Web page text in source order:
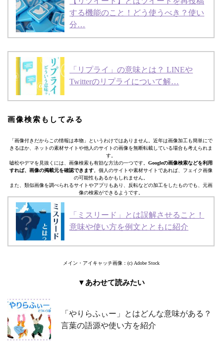
する機能のこと！どう使うべき？使い
分…
「リプライ」の意味とは？ LINEや
Twitterのリプライについて解…
画像検索もしてみる
「画像付きだからこの情報は本物」というわけではありません。近年は画像加工も簡単にで
きるほか、ネットの素材サイトや他人のサイトの画像を無断転載している場合も考えられま
す。
嘘松やデマを見抜くには、画像検索も有効な方法の一つです。 Googleの画像検索などを利用
すれば、画像の掲載元を確認できます 。個人のサイトや素材サイトであれば、フェイク画像
の可能性もあるかもしれません。
また、類似画像を調べられるサイトやアプリもあり、反転などの加工をしたものでも、元画
像の検索ができるようです。
「ミスリード」とは誤解させること！
意味や使い方を例文とともに紹介
メイン・アイキャッチ画像：(c) Adobe Stock
▼あわせて読みたい
「やりらふぃー」とはどんな意味がある？
言葉の語源や使い方を紹介